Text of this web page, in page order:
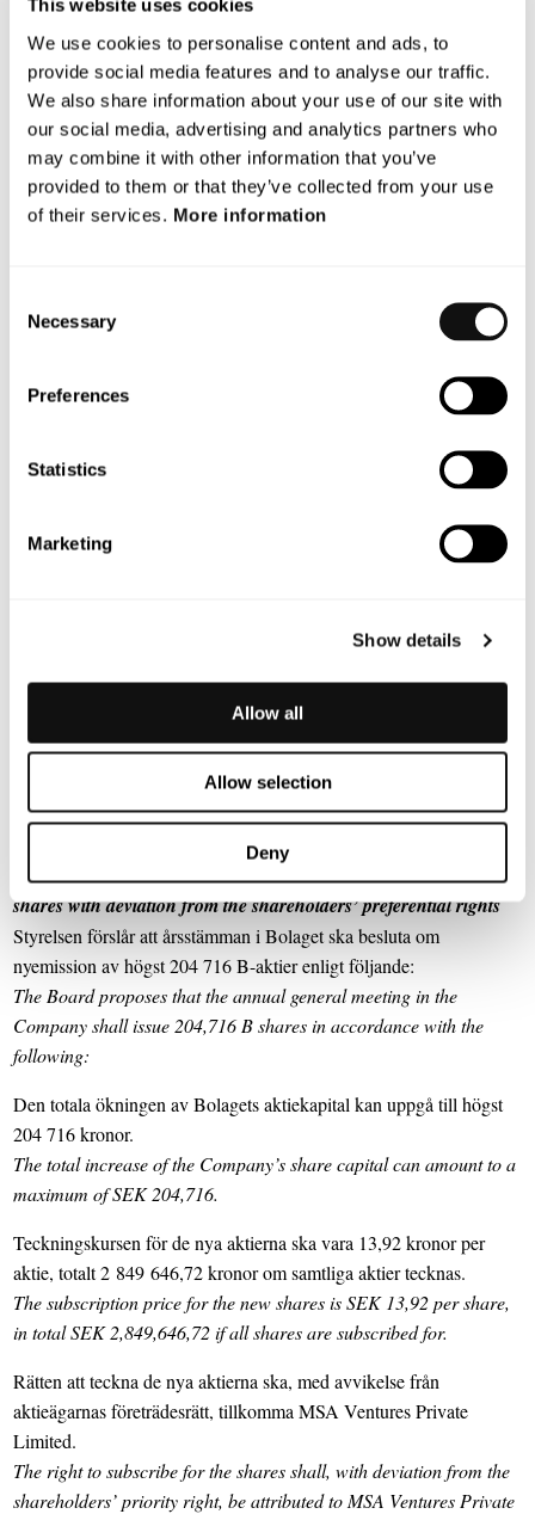
This website uses cookies
We use cookies to personalise content and ads, to
provide social media features and to analyse our traffic.
We also share information about your use of our site with
our social media, advertising and analytics partners who
may combine it with other information that you’ve
provided to them or that they’ve collected from your use
of their services. More information
Selection
Necessary
Preferences
Statistics
Marketing
Show details
Allow all
Allow selection
Deny
Larsson, Dan Olofsson, Anders Rantén samt Stefan Persson.
Vidare föreslås att Christian Lagerling omväljs som
styrelseordförande.
It is proposed to re-elect the directors Christian Lagerling, Conny
Larsson, Dan Olofsson, Anders Rantén and Stefan Persson.
Furthermore, Christian Lagerling is proposed to be re-elected as
chairman of the board of directors.
senast på årsstämman.
Proposal regarding additional directors will be presented no later
Omval av registrerade revisionsbolaget Deloitte AB för tiden intill
slutet av årsstämman 2019. Deloitte AB har anmält auktoriserade
revisorn Richard Peters som huvudansvarig.
until the end of the annual general meeting 2019. Deloitte AB has
announced its appointment of Richard Peters as main responsible
Information om de till omval föreslagna ledamöterna finns på
Information regarding the for re-election proposed directors is
available at the Company website and in the annual accounts for
Punkt 12: Beslut om nyemission av högst 204 716 B-aktier med
avvikelse från aktieägarnas företrädesrätt
Item 12: Resolution regarding issue of a maximum of 204,716 B
shares with deviation from the shareholders’ preferential rights
Styrelsen förslår att årsstämman i Bolaget ska besluta om
nyemission av högst 204 716 B-aktier enligt följande:
The Board proposes that the annual general meeting in the
Company shall issue 204,716 B shares in accordance with the
following:
Den totala ökningen av Bolagets aktiekapital kan uppgå till högst
204 716 kronor.
The total increase of the Company’s share capital can amount to a
maximum of SEK 204,716.
Teckningskursen för de nya aktierna ska vara 13,92 kronor per
aktie, totalt 2 849 646,72 kronor om samtliga aktier tecknas.
The subscription price for the new shares is SEK 13,92 per share,
in total SEK 2,849,646,72 if all shares are subscribed for.
Rätten att teckna de nya aktierna ska, med avvikelse från
aktieägarnas företrädesrätt, tillkomma MSA Ventures Private
Limited.
The right to subscribe for the shares shall, with deviation from the
shareholders’ priority right, be attributed to MSA Ventures Private